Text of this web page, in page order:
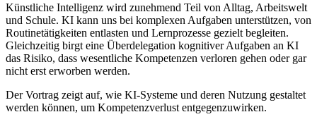
Künstliche Intelligenz wird zunehmend Teil von Alltag, Arbeitswelt
und Schule. KI kann uns bei komplexen Aufgaben unterstützen, von
Routinetätigkeiten entlasten und Lernprozesse gezielt begleiten.
Gleichzeitig birgt eine Überdelegation kognitiver Aufgaben an KI
das Risiko, dass wesentliche Kompetenzen verloren gehen oder gar
nicht erst erworben werden.
Der Vortrag zeigt auf, wie KI-Systeme und deren Nutzung gestaltet
werden können, um Kompetenzverlust entgegenzuwirken.